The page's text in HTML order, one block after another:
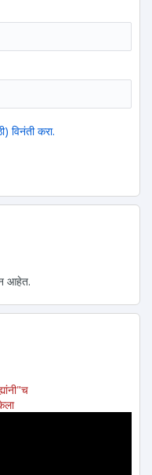
विनंती करा.
आहेत.